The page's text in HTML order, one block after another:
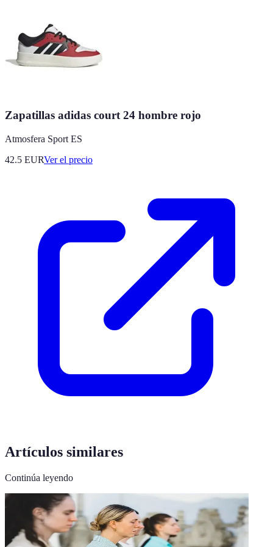
Zapatillas adidas court 24 hombre rojo
Atmosfera Sport ES
42.5 EURVer el precio
Artículos similares
Continúa leyendo